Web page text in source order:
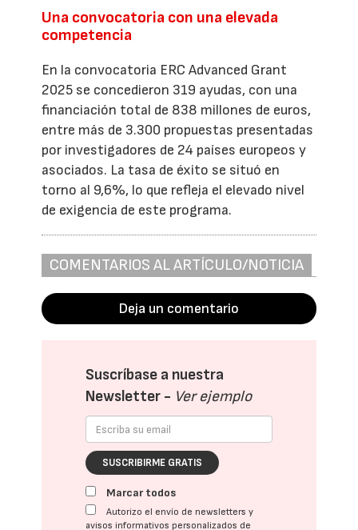
Una convocatoria con una elevada
competencia
En la convocatoria ERC Advanced Grant
2025 se concedieron 319 ayudas, con una
financiación total de 838 millones de euros,
entre más de 3.300 propuestas presentadas
por investigadores de 24 países europeos y
asociados. La tasa de éxito se situó en
torno al 9,6%, lo que refleja el elevado nivel
de exigencia de este programa.
COMENTARIOS AL ARTÍCULO/NOTICIA
Deja un comentario
Suscríbase a nuestra
Newsletter - Ver ejemplo
SUSCRIBIRME GRATIS
Marcar todos
Autorizo el envío de newsletters y
avisos informativos personalizados de